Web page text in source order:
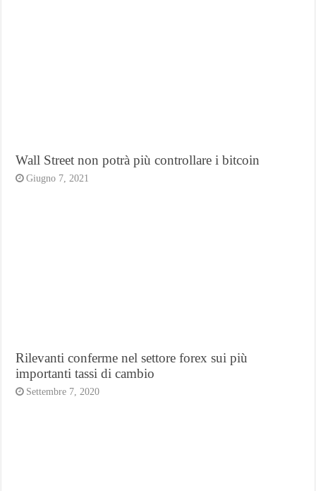
Wall Street non potrà più controllare i bitcoin
Giugno 7, 2021
Rilevanti conferme nel settore forex sui più
importanti tassi di cambio
Settembre 7, 2020